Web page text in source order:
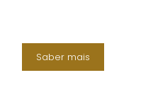
Saber mais